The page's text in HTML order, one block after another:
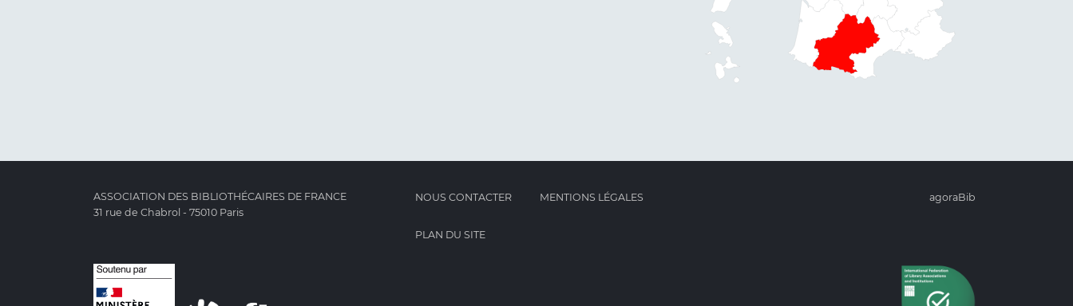
ASSOCIATION DES BIBLIOTHÉCAIRES DE FRANCE
31 rue de Chabrol - 75010 Paris
NOUS CONTACTER MENTIONS LÉGALES
PLAN DU SITE
agoraBib